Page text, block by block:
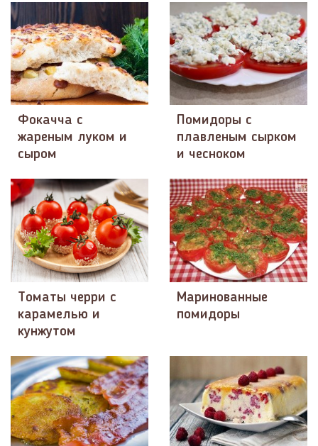
Фокачча с
жареным луком и
сыром
Помидоры с
плавленым сырком
и чесноком
Томаты черри с
карамелью и
кунжутом
Маринованные
помидоры